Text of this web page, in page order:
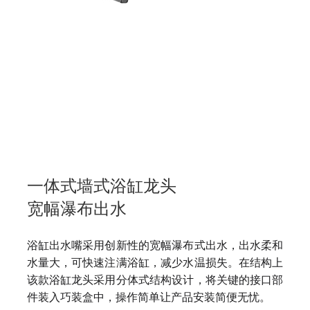
一体式墙式浴缸龙头
宽幅瀑布出水
浴缸出水嘴采用创新性的宽幅瀑布式出水，出水柔和
水量大，可快速注满浴缸，减少水温损失。在结构上
该款浴缸龙头采用分体式结构设计，将关键的接口部
件装入巧装盒中，操作简单让产品安装简便无忧。